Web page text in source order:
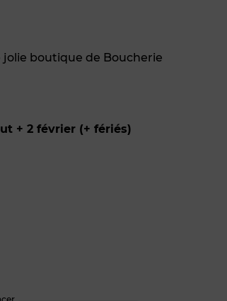
jolie boutique de Boucherie
+ 2 février (+ fériés)